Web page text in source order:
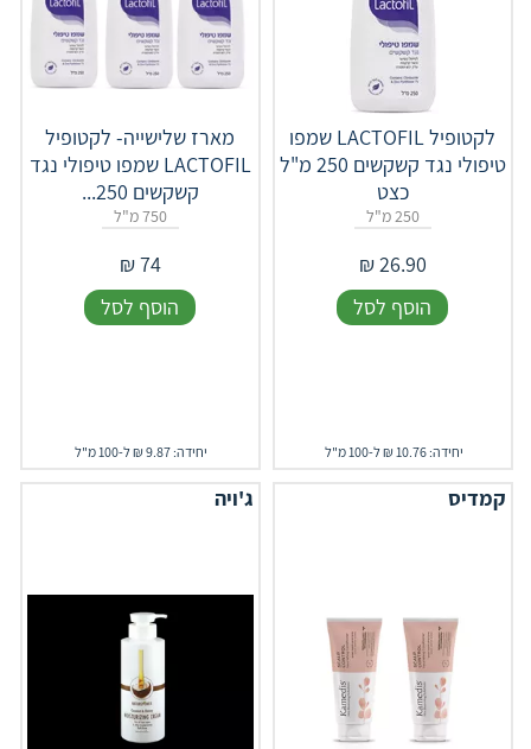
לקטופיל LACTOFIL שמפו
טיפולי נגד קשקשים 250 מ"ל
כצט
250 מ"ל
26.90
₪
הוסף לסל
יחידה: 10.76 ₪ ל-100 מ"ל
מארז שלישייה- לקטופיל
LACTOFIL שמפו טיפולי נגד
קשקשים 250...
750 מ"ל
74
₪
הוסף לסל
יחידה: 9.87 ₪ ל-100 מ"ל
קמדיס ג'ויה